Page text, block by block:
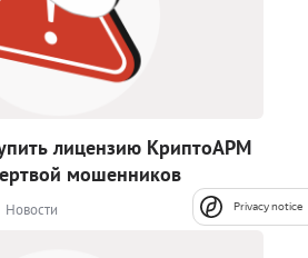
лицензию КриптоАРМ
мошенников
Новости Privacy notice